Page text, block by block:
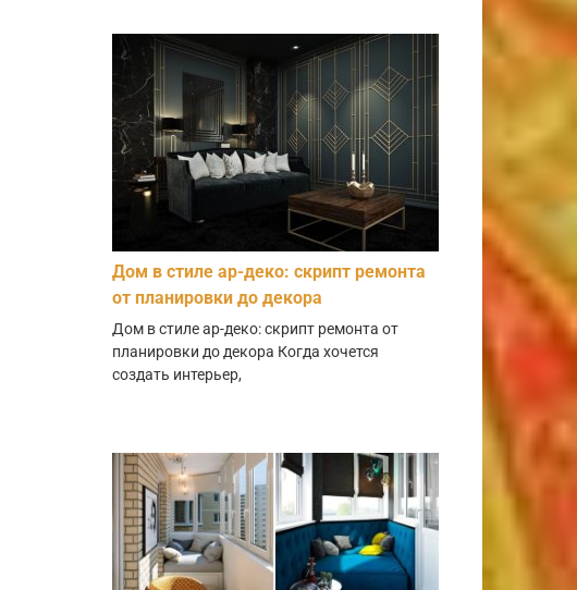
Дом в стиле ар-деко: скрипт ремонта
от планировки до декора
Дом в стиле ар-деко: скрипт ремонта от
планировки до декора Когда хочется
создать интерьер,